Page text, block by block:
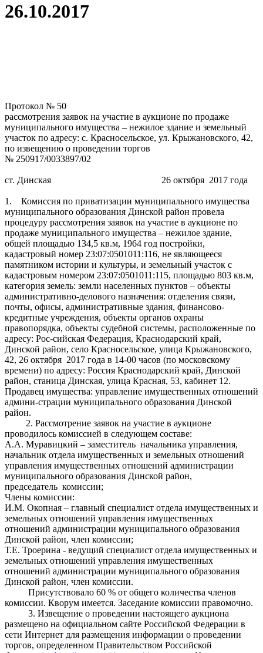
26.10.2017
Протокол № 50
рассмотрения заявок на участие в аукционе по продаже
муниципального имущества – нежилое здание и земельный
участок по адресу: с. Красносельское, ул. Крыжановского, 42,
по извещению о проведении торгов
№ 250917/0033897/02
ст. Динская 26 октября 2017 года
1. Комиссия по приватизации муниципального имущества
муниципального образования Динской район провела
процедуру рассмотрения заявок на участие в аукционе по
продаже муниципального имущества – нежилое здание,
общей площадью 134,5 кв.м, 1964 год постройки,
кадастровый номер 23:07:0501011:116, не являющееся
памятником истории и культуры, и земельный участок с
кадастровым номером 23:07:0501011:115, площадью 803 кв.м,
категория земель: земли населенных пунктов – объекты
административно-делового назначения: отделения связи,
почты, офисы, административные здания, финансово-
кредитные учреждения, объекты органов охраны
правопорядка, объекты судебной системы, расположенные по
адресу: Рос-сийская Федерация, Краснодарский край,
Динской район, село Красносельское, улица Крыжановского,
42, 26 октября 2017 года в 14-00 часов (по московскому
времени) по адресу: Россия Краснодарский край, Динской
район, станица Динская, улица Красная, 53, кабинет 12.
Продавец имущества: управление имущественных отношений
админи-страции муниципального образования Динской
район.
2. Рассмотрение заявок на участие в аукционе
проводилось комиссией в следующем составе:
А.А. Муравицкий – заместитель начальника управления,
начальник отдела имущественных и земельных отношений
управления имущественных отношений администрации
муниципального образования Динской район,
председатель комиссии;
Члены комиссии:
И.М. Окопная – главный специалист отдела имущественных и
земельных отношений управления имущественных
отношений администрации муниципального образования
Динской район, член комиссии;
Т.Е. Троерина - ведущий специалист отдела имущественных и
земельных отношений управления имущественных
отношений администрации муниципального образования
Динской район, член комиссии.
Присутствовало 60 % от общего количества членов
комиссии. Кворум имеется. Заседание комиссии правомочно.
3. Извещение о проведении настоящего аукциона
размещено на официальном сайте Российской Федерации в
сети Интернет для размещения информации о проведении
торгов, определенном Правительством Российской